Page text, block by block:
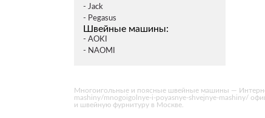
- Jack
- Pegasus
Швейные машины:
- AOKI
- NAOMI
Многоигольные и поясные швейные машины —
mashiny/mnogoigolnye-i-poyasnye-shvejnye-mashiny/
и швейную фурнитуру в Москве.